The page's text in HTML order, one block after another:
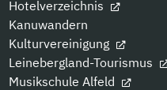
Hotelverzeichnis
Kanuwandern
Kulturvereinigung
Leinebergland-Tourismus
Musikschule Alfeld